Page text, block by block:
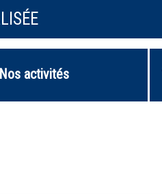
Nos activités